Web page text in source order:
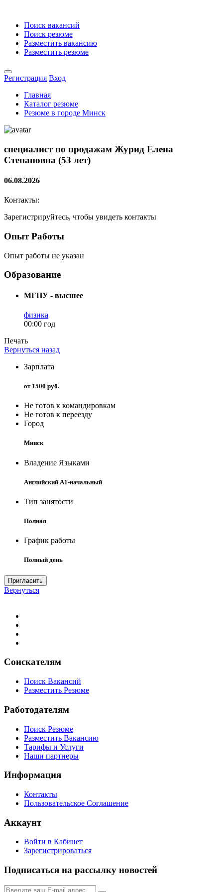
Поиск вакансий
Поиск резюме
Разместить вакансию
Разместить резюме
Регистрация Вход
Главная
Каталог резюме
Резюме в городе Минск
специалист по продажам Журид Елена
Степановна (53 лет)
06.08.2026
Контакты:
Зарегистрируйтесь, чтобы увидеть контакты
Опыт Работы
Опыт работы не указан
Образование
МГПУ - высшее
физика
00:00 год
Печать
Вернуться назад
Зарплата
от 1500 руб.
Не готов к командировкам
Не готов к переезду
Город
Минск
Владение Языками
Английский A1-начальный
Тип занятости
Полная
График работы
Полный день
Пригласить
Вернуться
Соискателям
Поиск Вакансий
Разместить Резюме
Работодателям
Поиск Резюме
Разместить Вакансию
Тарифы и Услуги
Наши партнеры
Информация
Контакты
Пользовательское Соглашение
Аккаунт
Войти в Кабинет
Зарегистрироваться
Подписаться на рассылку новостей